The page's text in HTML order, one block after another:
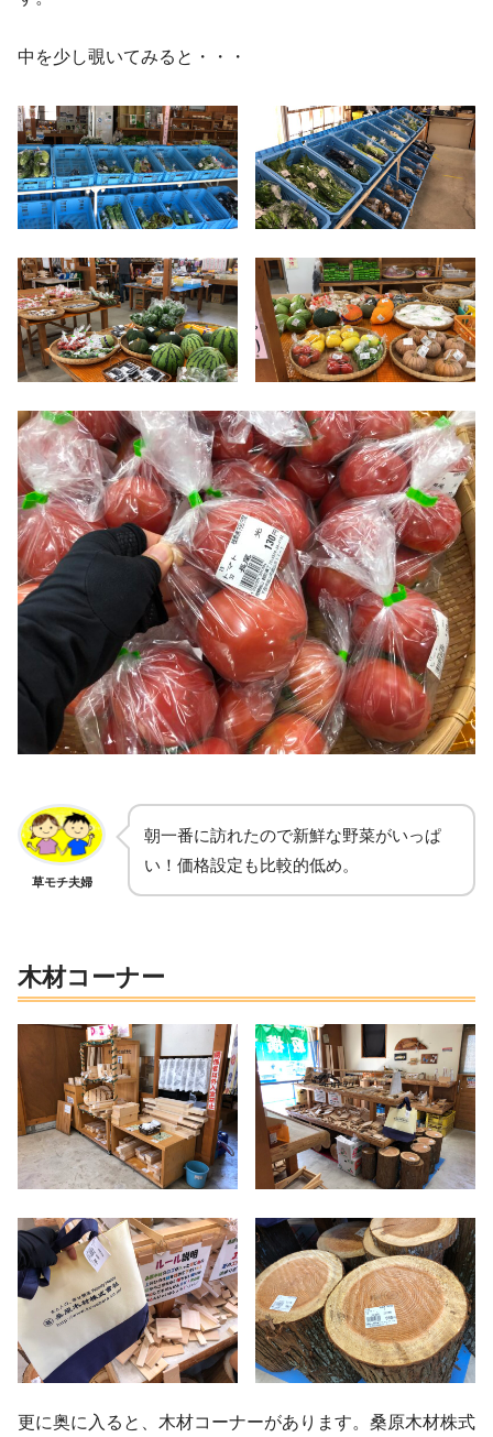
中を少し覗いてみると・・・
草モチ夫婦
朝一番に訪れたので新鮮な野菜がいっぱ
い！価格設定も比較的低め。
木材コーナー
更に奥に入ると、木材コーナーがあります。桑原木材株式